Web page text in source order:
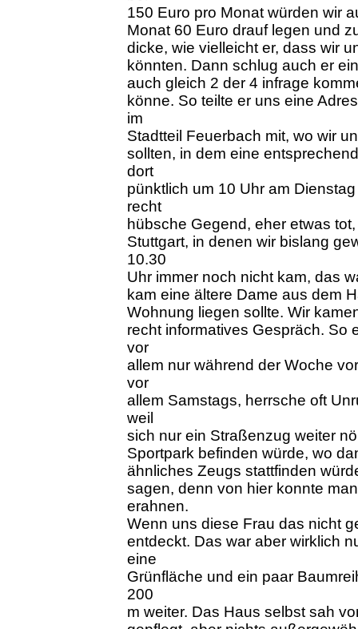
150 Euro pro Monat würden wir
Monat 60 Euro drauf legen und
dicke, wie vielleicht er, dass wir
könnten. Dann schlug auch er
auch gleich 2 der 4 infrage
könne. So teilte er uns eine
im
Stadtteil Feuerbach mit, wo wir
sollten, in dem eine
dort
pünktlich um 10 Uhr am
recht
hübsche Gegend, eher etwas
Stuttgart, in denen wir bislang
10.30
Uhr immer noch nicht kam, das
kam eine ältere Dame aus dem
Wohnung liegen sollte. Wir
recht informatives Gespräch. So
vor
allem nur während der Woche
vor
allem Samstags, herrsche oft
weil
sich nur ein Straßenzug weiter
Sportpark befinden würde, wo
ähnliches Zeugs stattfinden
sagen, denn von hier konnte
erahnen.
Wenn uns diese Frau das nicht
entdeckt. Das war aber wirklich
eine
Grünfläche und ein paar
200
m weiter. Das Haus selbst sah